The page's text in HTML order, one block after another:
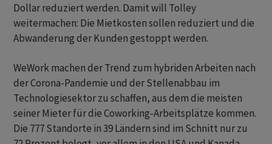
Dollar reduziert werden. Damit will Tolley
weitermachen: Die Mietkosten sollen reduziert und die
Abwanderung der Kunden gestoppt werden.
WeWork machen der Trend zum hybriden Arbeiten nach
der Corona-Pandemie und der Stellenabbau im
Technologiesektor zu schaffen, aus dem die meisten
seiner Mieter für die Coworking-Arbeitsplätze kommen.
Die 777 Standorte in 39 Ländern sind im Schnitt nur zu